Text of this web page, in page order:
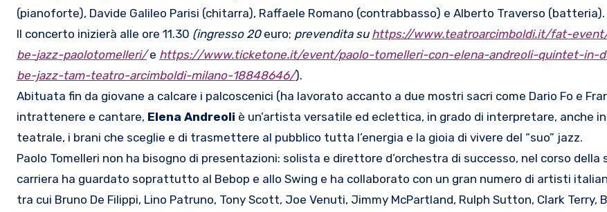
(pianoforte), Davide Galileo Parisi (chitarra), Raffaele Romano (contrabbasso) e Alberto Traverso (batteria).
Il concerto inizierà alle ore 11.30 (ingresso 20euro; prevendita su https://www.teatroarcimboldi.it/fat-
be-jazz-paolotomelleri/ e https://www.ticketone.it/event/paolo-tomelleri-con-elena-andreoli-quintet-in-
be-jazz-tam-teatro-arcimboldi-milano-18848646/).
Abituata fin da giovane a calcare i palcoscenici (ha lavorato accanto a due mostri sacri come Dario Fo e
intrattenere e cantare, Elena Andreoli è un’artista versatile ed eclettica, in grado di interpretare, anche
teatrale, i brani che sceglie e di trasmettere al pubblico tutta l’energia e la gioia di vivere del “suo” jazz.
Paolo Tomelleri non ha bisogno di presentazioni: solista e direttore d’orchestra di successo, nel corso della
carriera ha guardato soprattutto al Bebop e allo Swing e ha collaborato con un gran numero di artisti
tra cui Bruno De Filippi, Lino Patruno, Tony Scott, Joe Venuti, Jimmy McPartland, Rulph Sutton, Clark Terry,